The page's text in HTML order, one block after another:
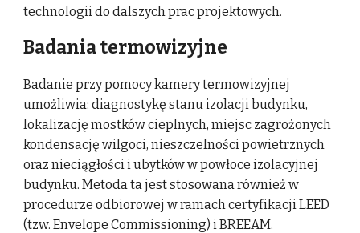
technologii do dalszych prac projektowych.
Badania termowizyjne
Badanie przy pomocy kamery termowizyjnej
umożliwia: diagnostykę stanu izolacji budynku,
lokalizację mostków cieplnych, miejsc zagrożonych
kondensację wilgoci, nieszczelności powietrznych
oraz nieciągłości i ubytków w powłoce izolacyjnej
budynku. Metoda ta jest stosowana również w
procedurze odbiorowej w ramach certyfikacji LEED
(tzw. Envelope Commissioning) i BREEAM.